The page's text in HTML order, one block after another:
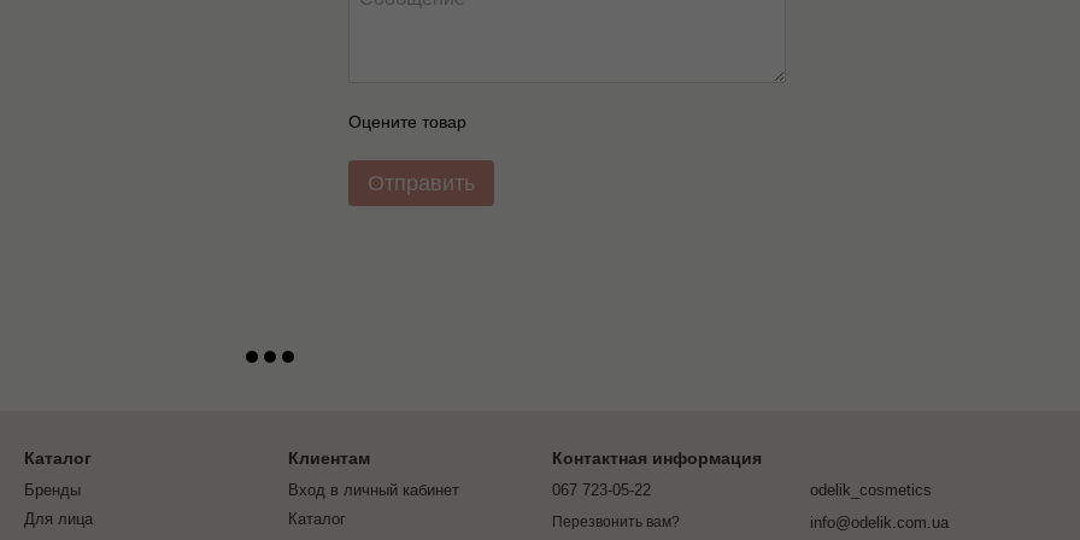
Оцените товар
Отправить
Каталог
Бренды
Для лица
Клиентам
Вход в личный кабинет
Каталог
Контактная информация
067 723-05-22
Перезвонить вам?
odelik_cosmetics
info@odelik.com.ua